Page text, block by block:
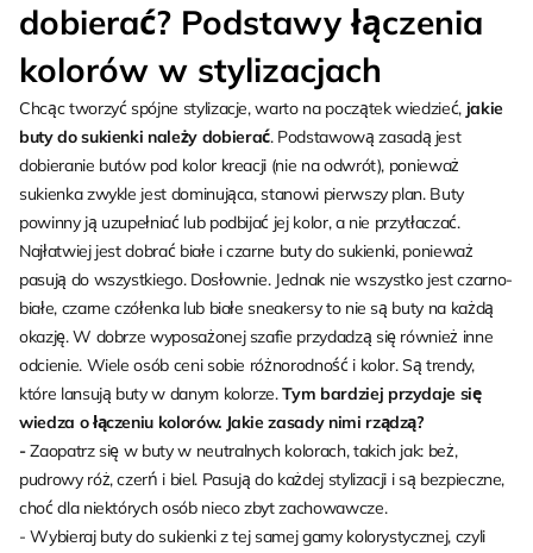
dobierać? Podstawy łączenia
kolorów w stylizacjach
Chcąc tworzyć spójne stylizacje, warto na początek wiedzieć, jakie
butydo sukienki należy dobierać. Podstawową zasadą jest
dobieranie butów pod kolor kreacji (nie na odwrót), ponieważ
sukienka zwykle jest dominująca, stanowi pierwszy plan. Buty
powinny ją uzupełniać lub podbijać jej kolor, a nie przytłaczać.
Najłatwiej jest dobrać białe i czarne buty do sukienki, ponieważ
pasują do wszystkiego. Dosłownie. Jednak nie wszystko jest czarno-
białe, czarne czółenka lub białe sneakersy to nie są buty na każdą
okazję. W dobrze wyposażonej szafie przydadzą się również inne
odcienie. Wiele osób ceni sobie różnorodność i kolor. Są trendy,
które lansują buty w danym kolorze.Tym bardziej przydaje się
wiedza o łączeniu kolorów. Jakie zasady nimi rządzą?
-Zaopatrz się w buty w neutralnych kolorach, takich jak: beż,
pudrowy róż, czerń i biel. Pasują do każdej stylizacji i są bezpieczne,
choć dla niektórych osób nieco zbyt zachowawcze.
- Wybieraj buty do sukienki z tej samej gamy kolorystycznej, czyli